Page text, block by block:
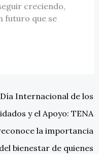
creciendo,
futuro que se
Día Internacional de los
y el Apoyo: TENA
la importancia
del bienestar de quienes